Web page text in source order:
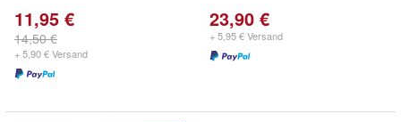
11,95 €
14,50 €
+ 5,90 € Versand
23,90 €
+ 5,95 € Versand